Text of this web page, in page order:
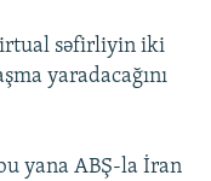
səfirliyin iki
yaradacağını
yana ABŞ-la İran